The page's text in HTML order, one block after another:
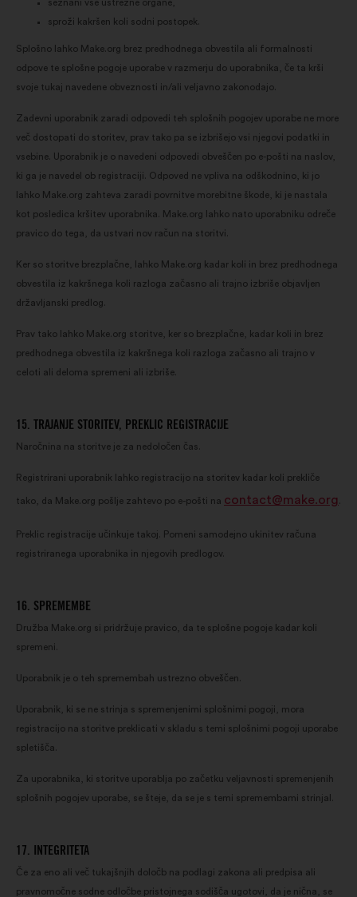
seznani vse ustrezne organe,
sproži kakršen koli sodni postopek.
Splošno lahko Make.org brez predhodnega obvestila ali formalnosti
odpove te splošne pogoje uporabe v razmerju do uporabnika, če ta krši
svoje tukaj navedene obveznosti in/ali veljavno zakonodajo.
Zadevni uporabnik zaradi odpovedi teh splošnih pogojev uporabe ne more
več dostopati do storitev, prav tako pa se izbrišejo vsi njegovi podatki in
vsebine. Uporabnik je o navedeni odpovedi obveščen po e-pošti na naslov,
ki ga je navedel ob registraciji. Odpoved ne vpliva na odškodnino, ki jo
lahko Make.org zahteva zaradi povrnitve morebitne škode, ki je nastala
kot posledica kršitev uporabnika. Make.org lahko nato uporabniku odreče
pravico do tega, da ustvari nov račun na storitvi.
Ker so storitve brezplačne, lahko Make.org kadar koli in brez predhodnega
obvestila iz kakršnega koli razloga začasno ali trajno izbriše objavljen
državljanski predlog.
Prav tako lahko Make.org storitve, ker so brezplačne, kadar koli in brez
predhodnega obvestila iz kakršnega koli razloga začasno ali trajno v
celoti ali deloma spremeni ali izbriše.
15. TRAJANJE STORITEV, PREKLIC REGISTRACIJE
Naročnina na storitve je za nedoločen čas.
Registrirani uporabnik lahko registracijo na storitev kadar koli prekliče
tako, da Make.org pošlje zahtevo po e-pošti na contact@make.org
Preklic registracije učinkuje takoj. Pomeni samodejno ukinitev računa
registriranega uporabnika in njegovih predlogov.
16. SPREMEMBE
Družba Make.org si pridržuje pravico, da te splošne pogoje kadar koli
spremeni.
Uporabnik je o teh spremembah ustrezno obveščen.
Uporabnik, ki se ne strinja s spremenjenimi splošnimi pogoji, mora
registracijo na storitve preklicati v skladu s temi splošnimi pogoji uporabe
spletišča.
Za uporabnika, ki storitve uporablja po začetku veljavnosti spremenjenih
splošnih pogojev uporabe, se šteje, da se je s temi spremembami strinjal.
17. INTEGRITETA
Če za eno ali več tukajšnjih določb na podlagi zakona ali predpisa ali
pravnomočne sodne odločbe pristojnega sodišča ugotovi, da je nična, se